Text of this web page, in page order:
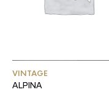
VINTAGE
ALPINA